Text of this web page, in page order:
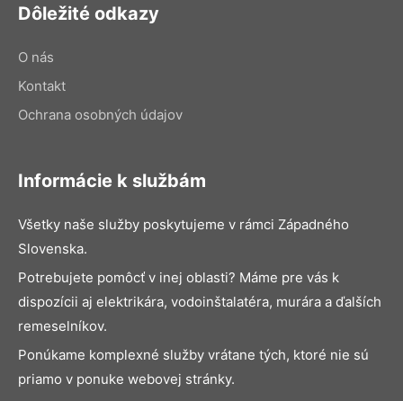
Dôležité odkazy
O nás
Kontakt
Ochrana osobných údajov
Informácie k službám
Všetky naše služby poskytujeme v rámci Západného
Slovenska.
Potrebujete pomôcť v inej oblasti? Máme pre vás k
dispozícii aj elektrikára, vodoinštalatéra, murára a ďalších
remeselníkov.
Ponúkame komplexné služby vrátane tých, ktoré nie sú
priamo v ponuke webovej stránky.